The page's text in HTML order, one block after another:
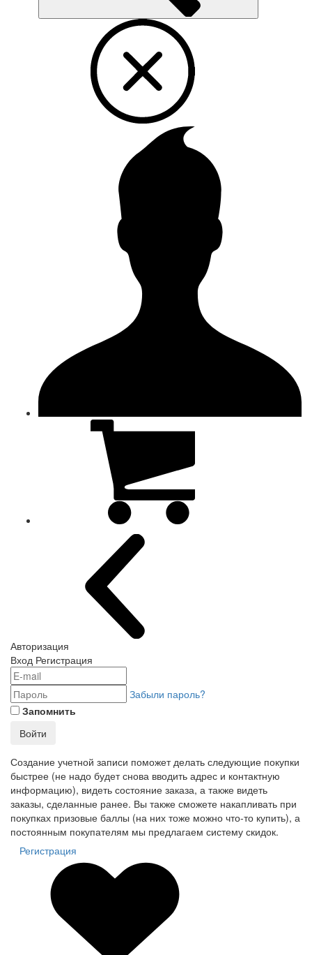
Авторизация
Вход Регистрация
Забыли пароль?
Запомнить
Войти
Создание учетной записи поможет делать следующие покупки
быстрее (не надо будет снова вводить адрес и контактную
информацию), видеть состояние заказа, а также видеть
заказы, сделанные ранее. Вы также сможете накапливать при
покупках призовые баллы (на них тоже можно что-то купить), а
постоянным покупателям мы предлагаем систему скидок.
Регистрация